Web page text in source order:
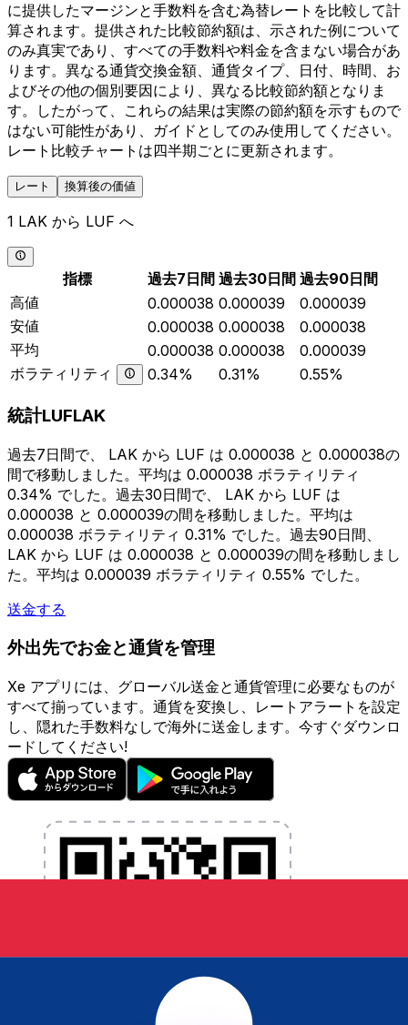
に提供したマージンと手数料を含む為替レートを比較して計
算されます。提供された比較節約額は、示された例について
のみ真実であり、すべての手数料や料金を含まない場合があ
ります。異なる通貨交換金額、通貨タイプ、日付、時間、お
よびその他の個別要因により、異なる比較節約額となりま
す。したがって、これらの結果は実際の節約額を示すもので
はない可能性があり、ガイドとしてのみ使用してください。
レート比較チャートは四半期ごとに更新されます。
レート 換算後の価値
1 LAK から LUF へ
指標 過去7日間 過去30日間 過去90日間
高値
0.000038 0.000039
0.000039
安値
0.000038 0.000038
0.000038
平均
0.000038 0.000038
0.000039
ボラティリティ
0.34% 0.31% 0.55%
統計LUFLAK
過去7日間で、 LAK から LUF は 0.000038 と 0.000038の
間で移動しました。平均は 0.000038 ボラティリティ
0.34% でした。過去30日間で、 LAK から LUF は
0.000038 と 0.000039の間を移動しました。平均は
0.000038 ボラティリティ 0.31% でした。過去90日間、
LAK から LUF は 0.000038 と 0.000039の間を移動しまし
た。平均は 0.000039 ボラティリティ 0.55% でした。
送金する
外出先でお金と通貨を管理
Xe アプリには、グローバル送金と通貨管理に必要なものが
すべて揃っています。通貨を変換し、レートアラートを設定
し、隠れた手数料なしで海外に送金します。今すぐダウンロ
ードしてください!